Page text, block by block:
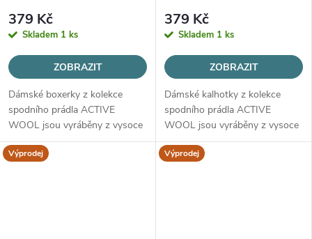
379 Kč
Skladem 1 ks
ZOBRAZIT
Dámské boxerky z kolekce
spodního prádla ACTIVE
WOOL jsou vyráběny z vysoce
kvalitní vlny MERINO, určené
pro všechny roční období.
379 Kč
Skladem 1 ks
ZOBRAZIT
Dámské kalhotky z kolekce
spodního prádla ACTIVE
WOOL jsou vyráběny z vysoce
kvalitní vlny MERINO, určené
pro všechny roční období.
Výprodej Výprodej